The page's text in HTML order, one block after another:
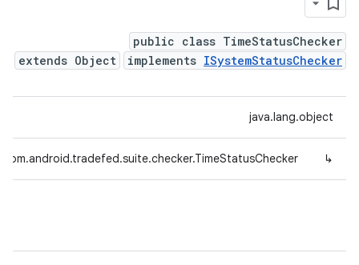
public class TimeStatusChecker
extends Object
implements ISystemStatusChecker
java.lang.object
↳
com.android.tradefed.suite.checker.TimeStatusChecker